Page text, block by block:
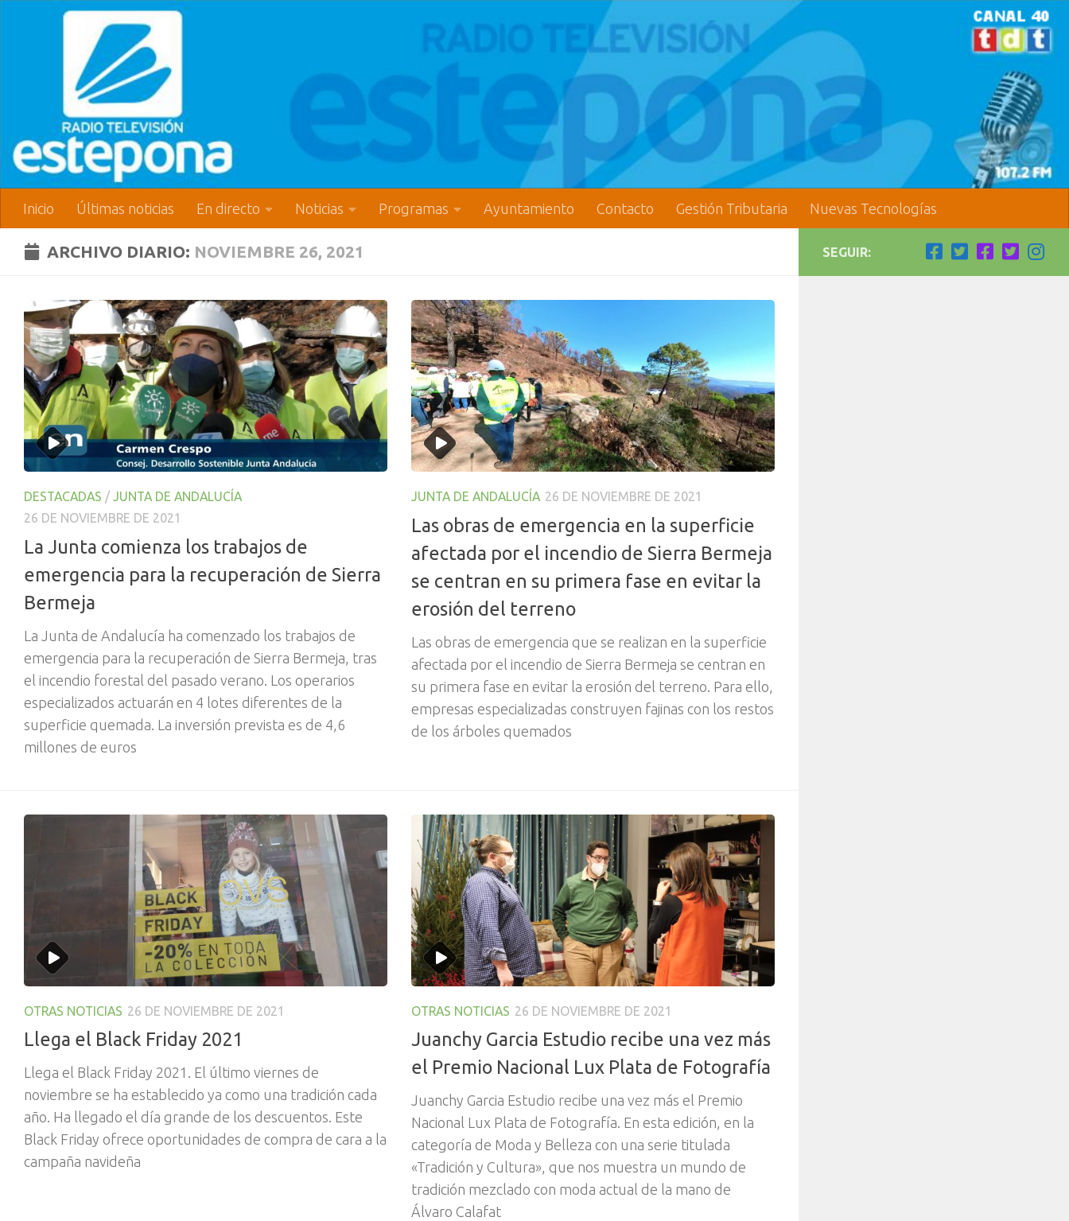
Inicio Últimas noticias En directo Noticias Programas Ayuntamiento Contacto Gestión Tributaria Nuevas Tecnologías
ARCHIVO DIARIO: NOVIEMBRE 26, 2021
DESTACADAS / JUNTA DE ANDALUCÍA
26 DE NOVIEMBRE DE 2021
La Junta comienza los trabajos de
emergencia para la recuperación de Sierra
Bermeja
La Junta de Andalucía ha comenzado los trabajos de
emergencia para la recuperación de Sierra Bermeja, tras
el incendio forestal del pasado verano. Los operarios
especializados actuarán en 4 lotes diferentes de la
superficie quemada. La inversión prevista es de 4,6
millones de euros
JUNTA DE ANDALUCÍA 26 DE NOVIEMBRE DE 2021
Las obras de emergencia en la superficie
afectada por el incendio de Sierra Bermeja
se centran en su primera fase en evitar la
erosión del terreno
Las obras de emergencia que se realizan en la superficie
afectada por el incendio de Sierra Bermeja se centran en
su primera fase en evitar la erosión del terreno. Para ello,
empresas especializadas construyen fajinas con los restos
de los árboles quemados
OTRAS NOTICIAS 26 DE NOVIEMBRE DE 2021
Llega el Black Friday 2021
Llega el Black Friday 2021. El último viernes de
noviembre se ha establecido ya como una tradición cada
año. Ha llegado el día grande de los descuentos. Este
Black Friday ofrece oportunidades de compra de cara a la
campaña navideña
OTRAS NOTICIAS 26 DE NOVIEMBRE DE 2021
Juanchy Garcia Estudio recibe una vez más
el Premio Nacional Lux Plata de Fotografía
Juanchy Garcia Estudio recibe una vez más el Premio
Nacional Lux Plata de Fotografía. En esta edición, en la
categoría de Moda y Belleza con una serie titulada
«Tradición y Cultura», que nos muestra un mundo de
tradición mezclado con moda actual de la mano de
Álvaro Calafat
SEGUIR: